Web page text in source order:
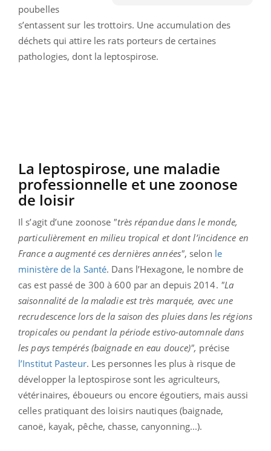
poubelles
s’entassent sur les trottoirs. Une accumulation des
déchets qui attire les rats porteurs de certaines
pathologies, dont la leptospirose.
La leptospirose, une maladie
professionnelle et une zoonose
de loisir
Il s’agit d’une zoonose "très répandue dans le monde,
particulièrement en milieu tropical et dont l’incidence en
France a augmenté ces dernières années", selon le
ministère de la Santé. Dans l’Hexagone, le nombre de
cas est passé de 300 à 600 par an depuis 2014. "La
saisonnalité de la maladie est très marquée, avec une
recrudescence lors de la saison des pluies dans les régions
tropicales ou pendant la période estivo-automnale dans
les pays tempérés (baignade en eau douce)", précise
l’Institut Pasteur. Les personnes les plus à risque de
développer la leptospirose sont les agriculteurs,
vétérinaires, éboueurs ou encore égoutiers, mais aussi
celles pratiquant des loisirs nautiques (baignade,
canoë, kayak, pêche, chasse, canyonning...).